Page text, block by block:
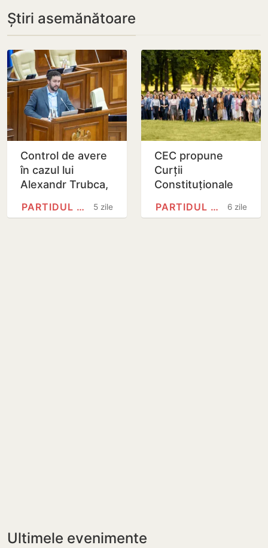
Știri asemănătoare
Control de avere
în cazul lui
Alexandr Trubca,
despre afacerile5 zile
PARTIDUL ACȚIUNE ȘI…
CEC propune
Curții
Constituționale
mandatului de
6 zile
PARTIDUL ACȚIUNE ȘI…
Ultimele evenimente